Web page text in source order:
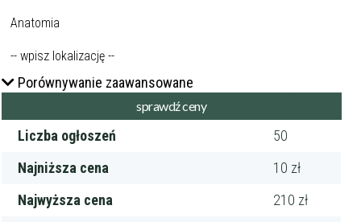
Porównywanie zaawansowane
Liczba ogłoszeń
50
Najniższa cena
10 zł
Najwyższa cena
210 zł